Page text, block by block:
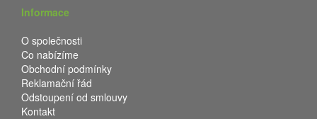
Informace
O společnosti
Co nabízíme
Obchodní podmínky
Reklamační řád
Odstoupení od smlouvy
Kontakt